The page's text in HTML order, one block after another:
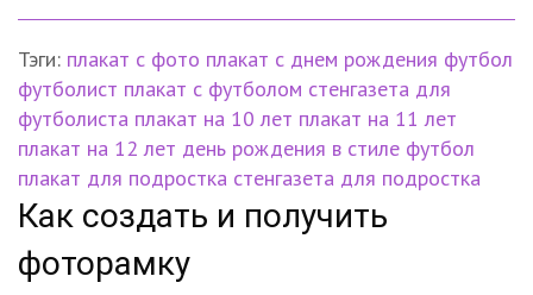
Тэги: плакат с фото плакат с днем рождения футбол
футболист плакат с футболом стенгазета для
футболиста плакат на 10 лет плакат на 11 лет
плакат на 12 лет день рождения в стиле футбол
плакат для подростка стенгазета для подростка
Как создать и получить
фоторамку